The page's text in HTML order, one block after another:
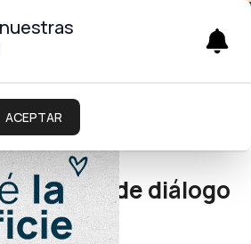
de diálogo
ACEPTAR